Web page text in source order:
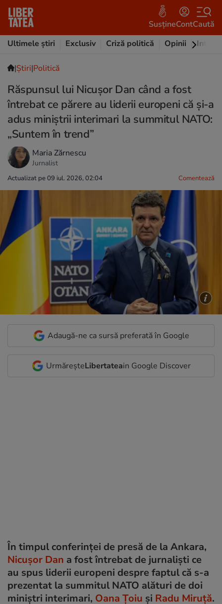
SusțineContCaută
Ultimele știri
Exclusiv Criză politică Opinii
|Ştiri|Politică
Răspunsul lui Nicușor Dan când a fost
întrebat ce părere au liderii europeni că și-a
adus miniștrii interimari la summitul NATO:
„Suntem în trend”
Maria Zărnescu
Jurnalist
Actualizat pe 09 iul. 2026, 02:04 Comentează
Adaugă-ne ca sursă preferată în Google
UrmăreșteLibertateain Google Discover
În timpul conferinței de presă de la Ankara,
Nicușor Dan a fost întrebat de jurnaliști ce
au spus liderii europeni despre faptul că s-a
prezentat la summitul NATO alături de doi
miniștri interimari, Oana Țoiu și Radu Miruță.